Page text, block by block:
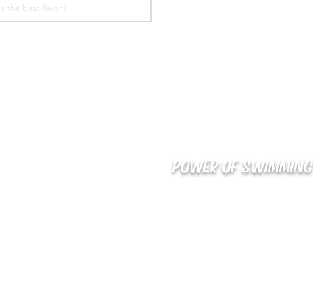
POWER OF SWIMMING